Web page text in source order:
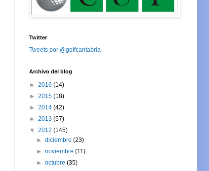
Twitter
Tweets por @golfcantabria
Archivo del blog
► 2016 (14)
► 2015 (18)
► 2014 (42)
► 2013 (57)
▼ 2012 (145)
►diciembre(23)
►noviembre(11)
►octubre(35)